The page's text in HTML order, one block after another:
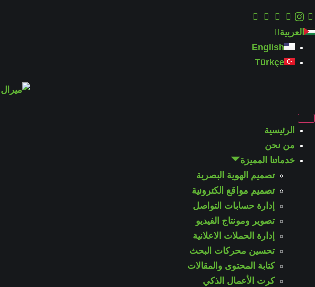
العربية
English
Türkçe
الرئيسية
من نحن
خدماتنا المميزة
تصميم الهوية البصرية
تصميم مواقع الكترونية
إدارة حسابات التواصل
تصوير ومونتاج الفيديو
إدارة الحملات الاعلانية
تحسين محركات البحث
كتابة المحتوى والمقالات
كرت الأعمال الذكي